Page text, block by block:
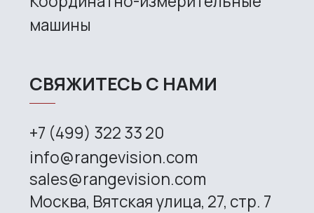
Privacy policy
Copyright © 2026 RangeVision. All
rights reserved.
This is the official website of
RangeVision